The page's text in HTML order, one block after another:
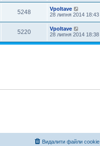
5248
Vpoltave
28 липня 2014 18:43
5220
Vpoltave
28 липня 2014 18:38
Видалити файли cookie